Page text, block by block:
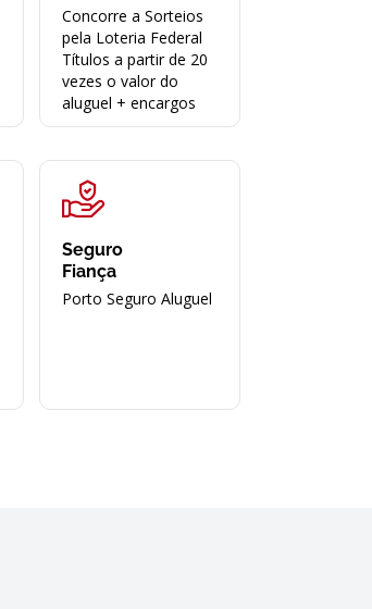
Concorre a Sorteios
pela Loteria Federal
Títulos a partir de 20
vezes o valor do
aluguel + encargos
Seguro
Fiança
Porto Seguro Aluguel